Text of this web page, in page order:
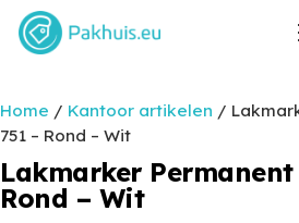
Home / Kantoor artikelen /
751 – Rond – Wit
Lakmarker
Rond – Wit